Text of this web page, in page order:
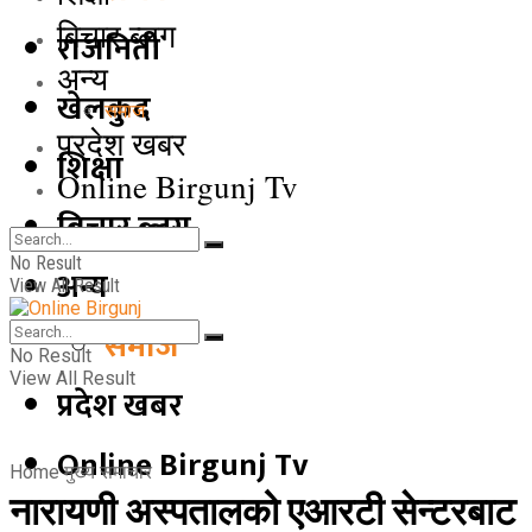
राजनिती
खेलकुद
शिक्षा
बिचार ब्लग
अन्य
समाज
प्रदेश खबर
Online Birgunj Tv
बिचार ब्लग
अन्य
समाज
प्रदेश खबर
Online Birgunj Tv
No Result
View All Result
No Result
View All Result
Home मुख्य समाचार
नारायणी अस्पतालको एआरटी सेन्टरबाट